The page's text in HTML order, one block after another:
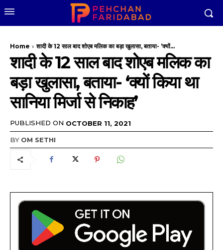
Home शादी के 12 साल बाद शोएब मलिक का बड़ा खुलासा, बताया- ‘क्यों...
शादी के 12 साल बाद शोएब मलिक का
बड़ा खुलासा, बताया- ‘क्यों किया था
सानिया मिर्जा से निकाह’
PUBLISHED ON OCTOBER 11, 2021
BY OM SETHI